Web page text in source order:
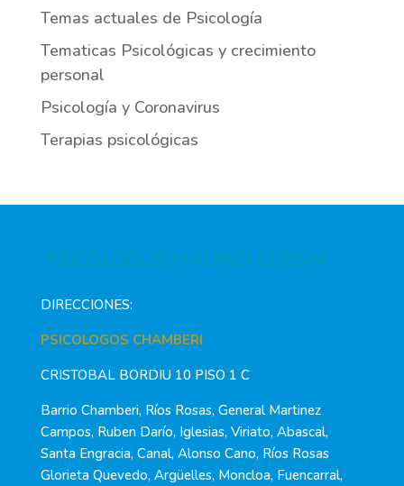
Temas actuales de Psicología
Tematicas Psicológicas y crecimiento
personal
Psicología y Coronavirus
Terapias psicológicas
PSICÓLOGOS MADRID CEPSIM
DIRECCIONES:
PSICOLOGOS CHAMBERI
CRISTOBAL BORDIU 10 PISO 1 C
Barrio Chamberi, Ríos Rosas, General Martinez
Campos, Ruben Darío, Iglesias, Viriato, Abascal,
Santa Engracia, Canal, Alonso Cano, Ríos Rosas
Glorieta Quevedo, Argüelles, Moncloa, Fuencarral,